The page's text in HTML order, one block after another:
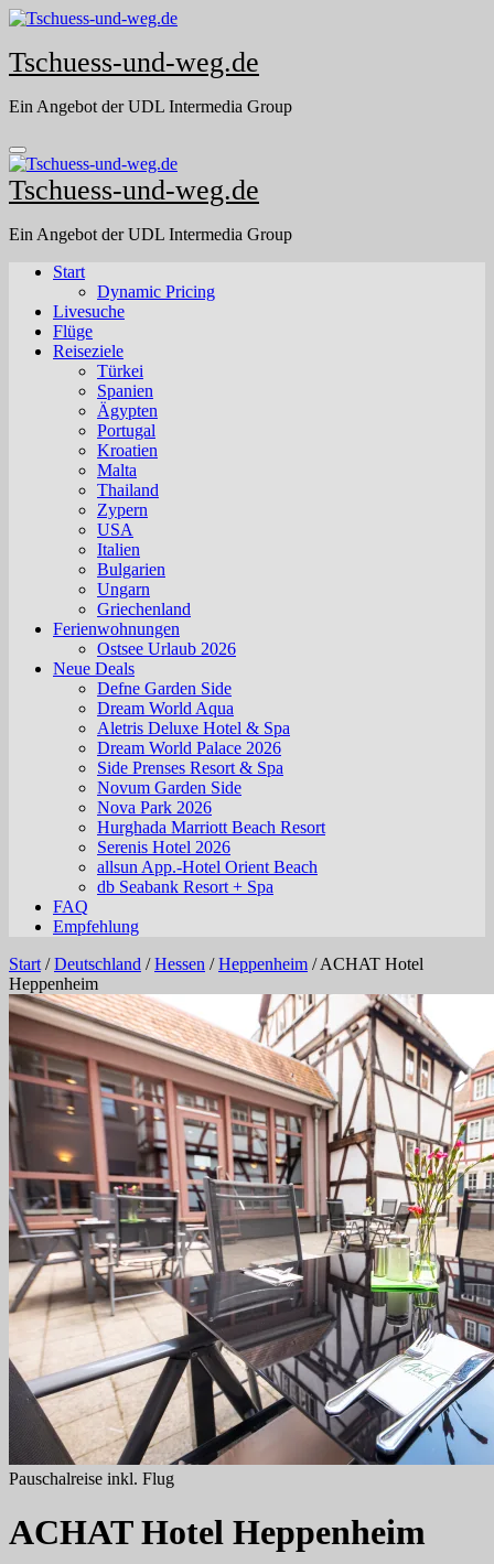
Skip
content
Tschuess-und-weg.de
Ein Angebot der UDL Intermedia Group
Tschuess-und-weg.de
Ein Angebot der UDL Intermedia Group
Start
Dynamic Pricing
Livesuche
Flüge
Reiseziele
Türkei
Spanien
Ägypten
Portugal
Kroatien
Malta
Thailand
Zypern
USA
Italien
Bulgarien
Ungarn
Griechenland
Ferienwohnungen
Ostsee Urlaub 2026
Neue Deals
Defne Garden Side
Dream World Aqua
Aletris Deluxe Hotel & Spa
Dream World Palace 2026
Side Prenses Resort & Spa
Novum Garden Side
Nova Park 2026
Hurghada Marriott Beach Resort
Serenis Hotel 2026
allsun App.-Hotel Orient Beach
db Seabank Resort + Spa
FAQ
Empfehlung
Start /Deutschland /Hessen /Heppenheim /ACHAT Hotel
Heppenheim
Pauschalreise inkl. Flug
ACHAT Hotel Heppenheim